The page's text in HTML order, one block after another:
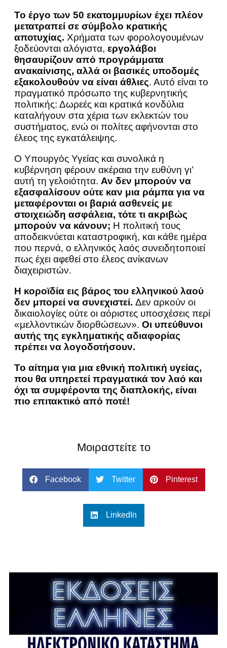
Το έργο των 50 εκατομμυρίων έχει πλέον
μετατραπεί σε σύμβολο κρατικής
αποτυχίας. Χρήματα των φορολογουμένων
ξοδεύονται αλόγιστα, εργολάβοι
θησαυρίζουν από προγράμματα
ανακαίνισης, αλλά οι βασικές υποδομές
εξακολουθούν να είναι άθλιες. Αυτό είναι το
πραγματικό πρόσωπο της κυβερνητικής
πολιτικής: Δωρεές και κρατικά κονδύλια
καταλήγουν στα χέρια των εκλεκτών του
συστήματος, ενώ οι πολίτες αφήνονται στο
έλεος της εγκατάλειψης.
Ο Υπουργός Υγείας και συνολικά η
κυβέρνηση φέρουν ακέραια την ευθύνη γι’
αυτή τη γελοιότητα. Αν δεν μπορούν να
εξασφαλίσουν ούτε καν μια ράμπα για να
μεταφέρονται οι βαριά ασθενείς με
στοιχειώδη ασφάλεια, τότε τι ακριβώς
μπορούν να κάνουν; Η πολιτική τους
αποδεικνύεται καταστροφική, και κάθε ημέρα
που περνά, ο ελληνικός λαός συνειδητοποιεί
πως έχει αφεθεί στο έλεος ανίκανων
διαχειριστών.
Η κοροϊδία εις βάρος του ελληνικού λαού
δεν μπορεί να συνεχιστεί. Δεν αρκούν οι
δικαιολογίες ούτε οι αόριστες υποσχέσεις περί
«μελλοντικών διορθώσεων». Οι υπεύθυνοι
αυτής της εγκληματικής αδιαφορίας
πρέπει να λογοδοτήσουν.
Το αίτημα για μια εθνική πολιτική υγείας,
που θα υπηρετεί πραγματικά τον λαό και
όχι τα συμφέροντα της διαπλοκής, είναι
πιο επιτακτικό από ποτέ!
Μοιραστείτε το
Facebook Twitter Pinterest
LinkedIn